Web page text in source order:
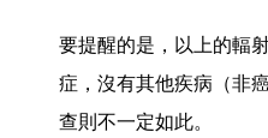
要提醒的是，以上的輻
症，沒有其他疾病（非
查則不一定如此。